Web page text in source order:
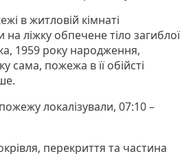
в житловій кімнаті
ліжку обпечене тіло загиблої
1959 року народження,
сама, пожежа в її обійсті
локалізували, 07:10 –
перекриття та частина